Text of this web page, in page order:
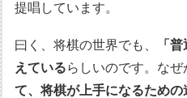
提唱しています。
曰く、将棋の世界でも、
「
えているらしいのです。な
て、将棋が上手になるため